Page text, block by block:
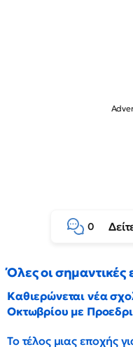
0
Όλες οι σημαντικές
Καθιερώνεται νέα
Οκτωβρίου με
Το τέλος μιας εποχής